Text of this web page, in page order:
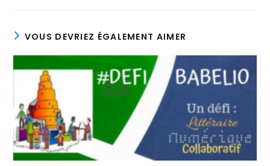
VOUS DEVRIEZ ÉGALEMENT AIMER